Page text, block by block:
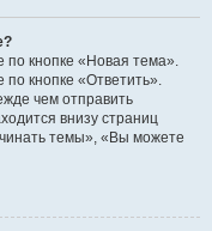
кнопке «Новая тема».
кнопке «Ответить».
чем отправить
внизу страниц
темы», «Вы можете